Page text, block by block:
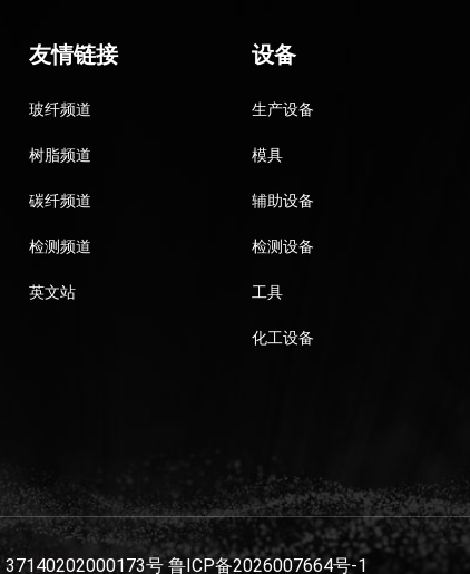
友情链接
玻纤频道
树脂频道
碳纤频道
检测频道
英文站
设备
生产设备
模具
辅助设备
检测设备
工具
化工设备
号 鲁ICP备2026007664号-1